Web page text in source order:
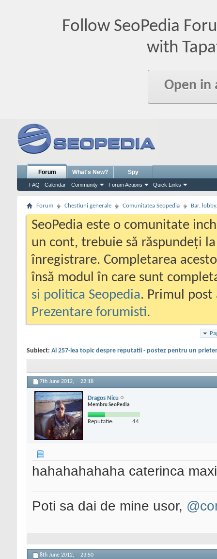
Follow SeoPedia
with
Open in
Forum
FAQ Calendar Community Forum Actions Quick Links
What's New? Spy
Forum Chestiuni generale Comunitatea Seopedia Bar,
SeoPedia este o comunitate
un cont, trebuie să răspundeți
înregistrare. Completarea
însă modul în care sunt
si politica Seopedia. Primul
Prezentare forumisti.
Subiect: Al 257-lea topic despre reputatii - postez pentru un
7th June 2012, 22:18
Dragos Nicu
Membru SeoPedia
Reputatie: 44
hahahahahaha caterinca
Poti sa dai de mine usor,
8th June 2012, 23:50